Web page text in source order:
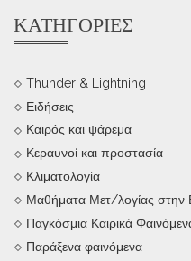
ΚΑΤΗΓΟΡΊΕΣ
Thunder & Lightning
Ειδήσεις
Καιρός και ψάρεμα
Κεραυνοί και προστασία
Κλιματολογία
Μαθήματα Μετ/λογίας στην
Παγκόσμια Καιρικά
Παράξενα φαινόμενα